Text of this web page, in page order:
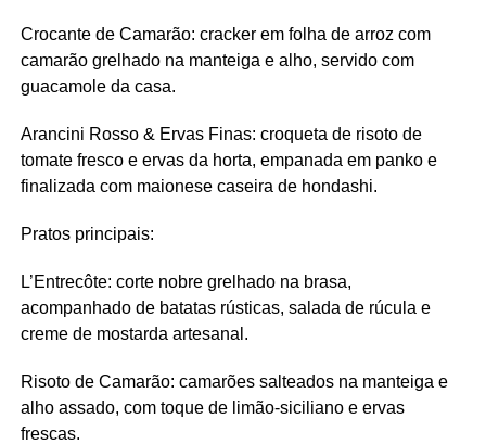
Crocante de Camarão: cracker em folha de arroz com
camarão grelhado na manteiga e alho, servido com
guacamole da casa.
Arancini Rosso & Ervas Finas: croqueta de risoto de
tomate fresco e ervas da horta, empanada em panko e
finalizada com maionese caseira de hondashi.
Pratos principais:
L’Entrecôte: corte nobre grelhado na brasa,
acompanhado de batatas rústicas, salada de rúcula e
creme de mostarda artesanal.
Risoto de Camarão: camarões salteados na manteiga e
alho assado, com toque de limão-siciliano e ervas
frescas.